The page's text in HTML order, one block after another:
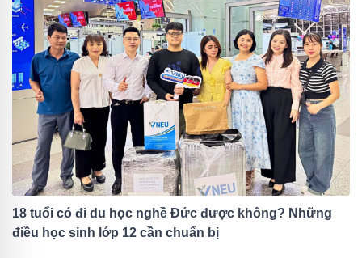
18 tuổi có đi du học nghề Đức được không? Những
điều học sinh lớp 12 cần chuẩn bị